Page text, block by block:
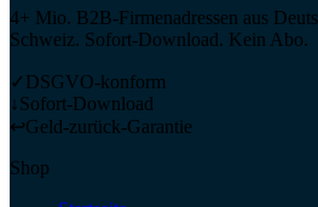
4+ Mio. B2B-Firmenadressen aus
Schweiz. Sofort-Download. Kein Abo.
✓ DSGVO-konform
↓Sofort-Download
↩Geld-zurück-Garantie
Shop